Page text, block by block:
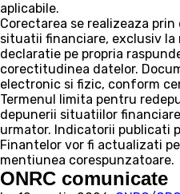
aplicabile.
Corectarea se realizeaza
situatii financiare, exclusiv
declaratie pe propria
corectitudinea datelor.
electronic si fizic, conform
Termenul limita pentru
depunerii situatiilor
urmator. Indicatorii publicati
Finantelor vor fi actualizati
mentiunea corespunzatoare.
ONRC comunicate